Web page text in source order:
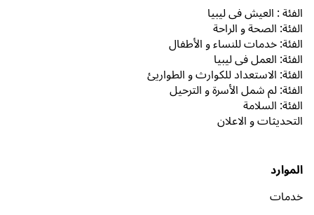
الفئة : العيش في ليبيا
الفئة: الصحة و الراحة
الفئة: خدمات للنساء و الأطفال
الفئة: العمل في ليبيا
الفئة: الاستعداد للكوارث و الطواريئ
الفئة: لم شمل الأسرة و الترحيل
الفئة: السلامة
التحديثات و الاعلان
الموارد
خدمات